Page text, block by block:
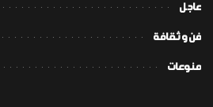
عاجل
فن و ثقافة
منوعات